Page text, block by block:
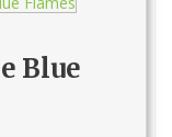
Blue